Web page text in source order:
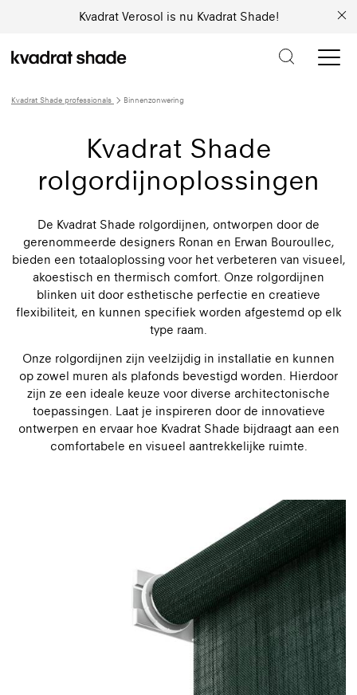
Kvadrat Verosol is nu Kvadrat Shade!
Kvadrat Shade professionals Binnenzonwering
Kvadrat Shade
rolgordijnoplossingen
De Kvadrat Shade rolgordijnen, ontworpen door de
gerenommeerde designers Ronan en Erwan Bouroullec,
bieden een totaaloplossing voor het verbeteren van visueel,
akoestisch en thermisch comfort. Onze rolgordijnen
blinken uit door esthetische perfectie en creatieve
flexibiliteit, en kunnen specifiek worden afgestemd op elk
type raam.
Onze rolgordijnen zijn veelzijdig in installatie en kunnen
op zowel muren als plafonds bevestigd worden. Hierdoor
zijn ze een ideale keuze voor diverse architectonische
toepassingen. Laat je inspireren door de innovatieve
ontwerpen en ervaar hoe Kvadrat Shade bijdraagt aan een
comfortabele en visueel aantrekkelijke ruimte.